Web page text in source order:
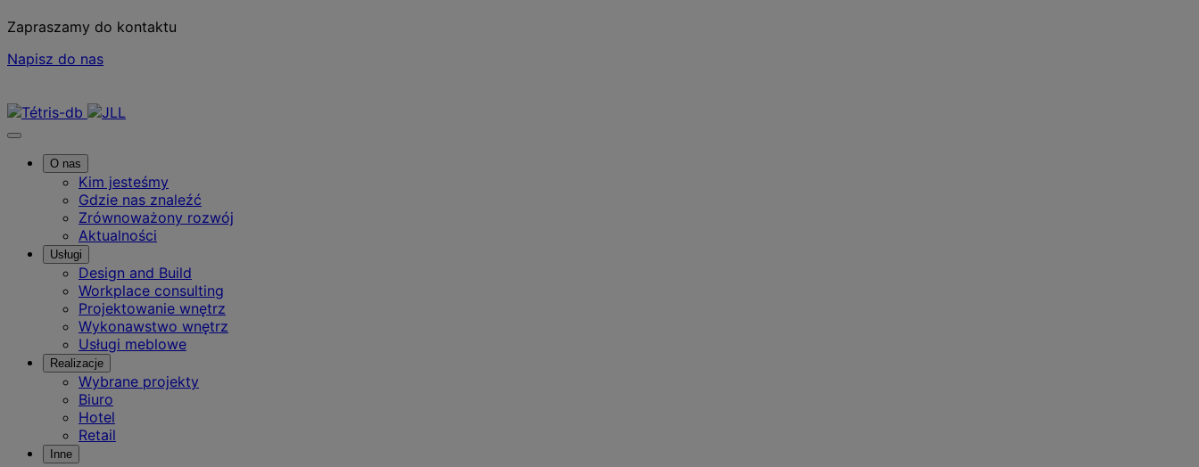
Zapraszamy do kontaktu
Napisz do nas
O nas
Kim jesteśmy
Gdzie nas znaleźć
Zrównoważony rozwój
Aktualności
Usługi
Design and Build
Workplace consulting
Projektowanie wnętrz
Wykonawstwo wnętrz
Usługi meblowe
Realizacje
Wybrane projekty
Biuro
Hotel
Retail
Inne